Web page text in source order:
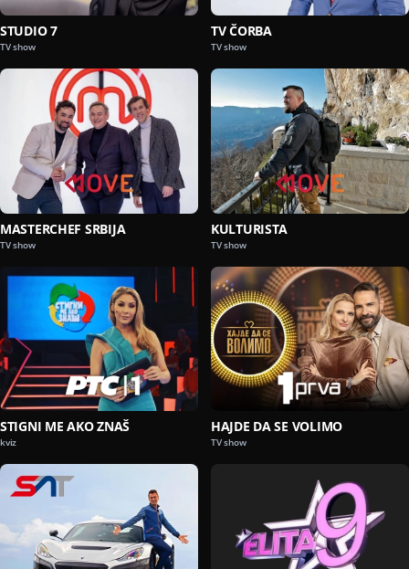
STUDIO 7
TV show
TV ČORBA
TV show
MASTERCHEF SRBIJA
TV show
KULTURISTA
TV show
STIGNI ME AKO ZNAŠ
kviz
HAJDE DA SE VOLIMO
TV show